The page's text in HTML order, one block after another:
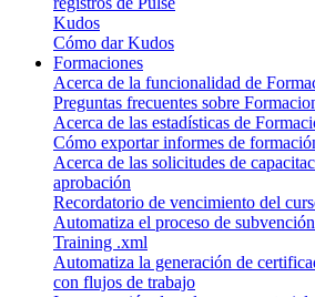
Kudos
Cómo dar Kudos
Formaciones
Acerca de la funcionalidad de
Preguntas frecuentes sobre
Acerca de las estadísticas de
Cómo exportar informes de
Acerca de las solicitudes de
aprobación
Recordatorio de vencimiento del
Automatiza el proceso de
Training .xml
Automatiza la generación de
con flujos de trabajo